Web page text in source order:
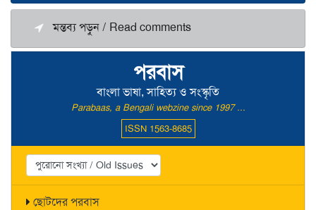
পরবাস
বাংলা ভাষা, সাহিত্য ও সংস্কৃতি
Parabaas, a Bengali webzine since 1997 ...
ISSN 1563-8685
ছোটদের পরবাস
মন্তব্য পড়ুন / Read comments